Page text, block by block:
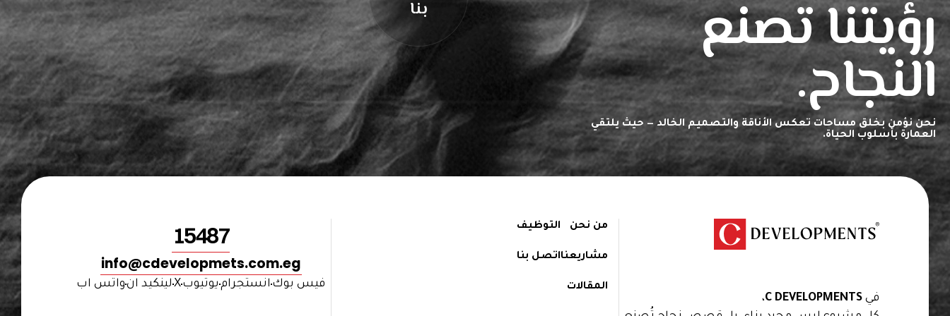
بنا رؤيتنا تصنع
النجاح.
نحن نؤمن بخلق مساحات تعكس الأناقة والتصميم الخالد — حيث يلتقي
العمارة بأسلوب الحياة.
في C DEVELOPMENTS،
من نحن
مشاريعنا
المقالات
التوظيف
اتصل بنا
15487
info@cdevelopmets.com.eg
فيس بوك انستجرام يوتيوبX لينكيد انواتس اب